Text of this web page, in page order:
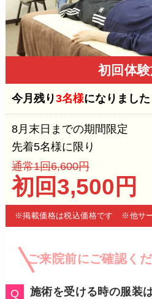
初回体
今月残り3名様になりました
8月末日までの期間限定
先着5名様に限り
通常1回6,600円
初回3,500円
※掲載価格は税込価格です ※他サ
ご来院前にご確認く
施術を受ける時の服装